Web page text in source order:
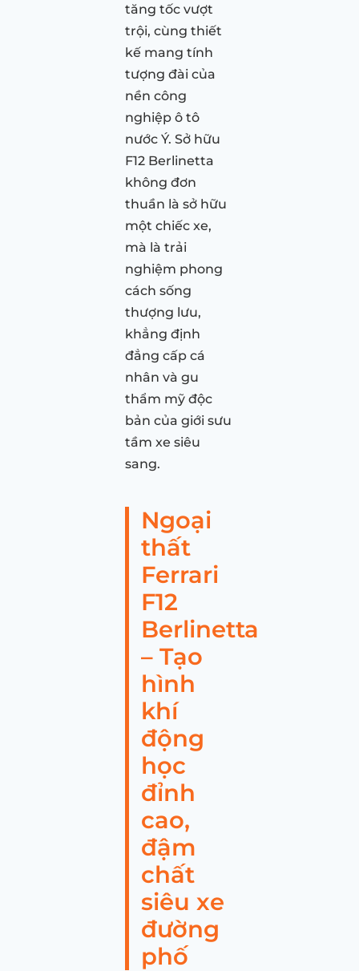
tăng tốc vượt
trội, cùng thiết
kế mang tính
tượng đài của
nền công
nghiệp ô tô
nước Ý. Sở hữu
F12 Berlinetta
không đơn
thuần là sở hữu
một chiếc xe,
mà là trải
nghiệm phong
cách sống
thượng lưu,
khẳng định
đẳng cấp cá
nhân và gu
thẩm mỹ độc
bản của giới sưu
tầm xe siêu
sang.
Ngoại
thất
Ferrari
F12
Berlinetta
– Tạo
hình
khí
động
học
đỉnh
cao,
đậm
chất
siêu xe
đường
phố